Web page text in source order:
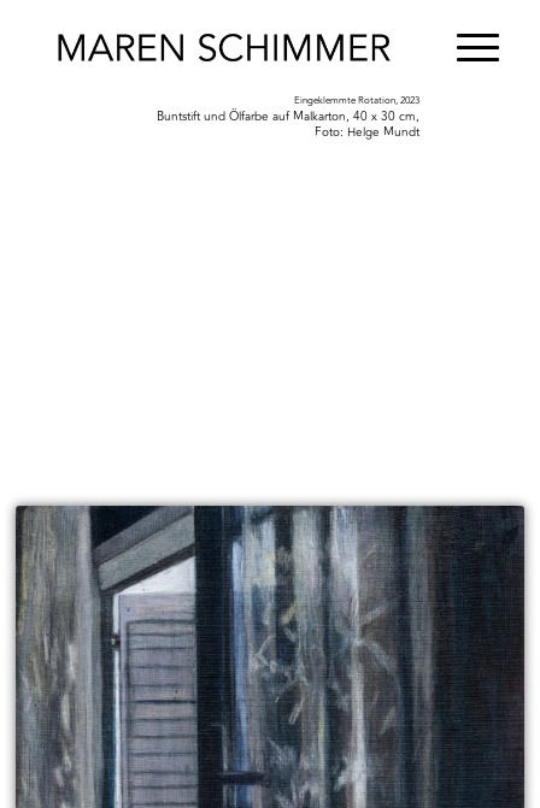
Eingeklemmte Rotation, 2023
Buntstift und Ölfarbe auf Malkarton, 40 x 30 cm,
Foto: Helge Mundt